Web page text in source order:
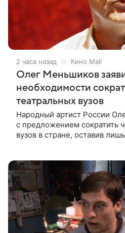
2 часа назад Кино Mail
Олег Меньшиков
необходимости
театральных вузов
Народный артист России
с предложением сократить
вузов в стране, оставив